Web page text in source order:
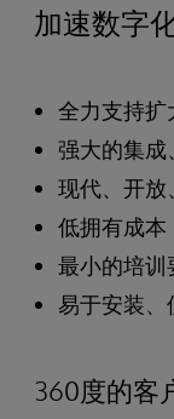
加速数字
全力支持扩
强大的集成
现代、开放
低拥有成本
最小的培训
易于安装、
360度的客